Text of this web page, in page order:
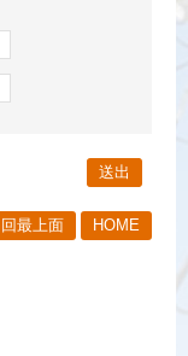
回最上面 HOME